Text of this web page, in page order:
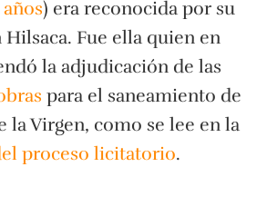
) era reconocida por su
Hilsaca. Fue ella quien en
la adjudicación de las
para el saneamiento de
la Virgen, como se lee en la
proceso licitatorio.